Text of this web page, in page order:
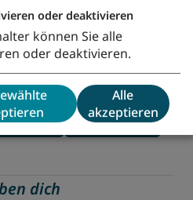
Mehrsprachiger Text
allezeit (Kanon)
Gesangbuch
Gesänge
Dank/danken
dich
oder deaktivieren
können Sie alle
oder deaktivieren.
Alle
akzeptieren